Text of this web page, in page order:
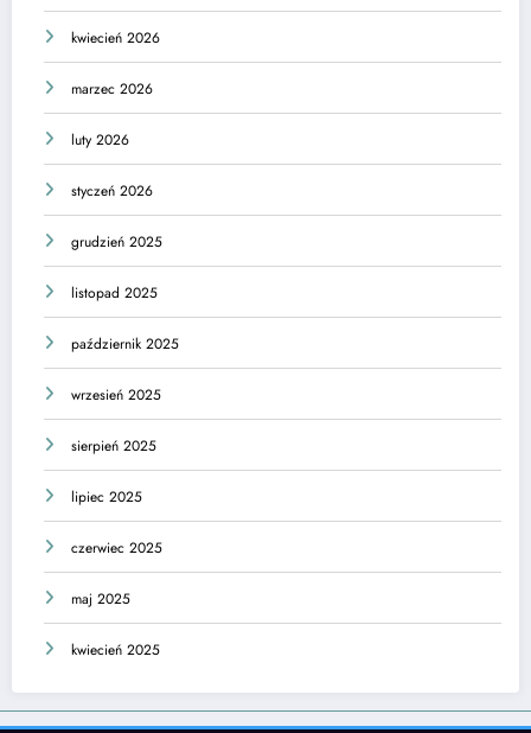
kwiecień 2026
marzec 2026
luty 2026
styczeń 2026
grudzień 2025
listopad 2025
październik 2025
wrzesień 2025
sierpień 2025
lipiec 2025
czerwiec 2025
maj 2025
kwiecień 2025